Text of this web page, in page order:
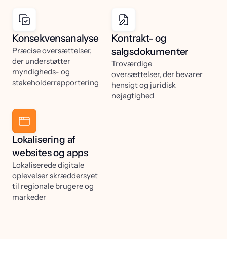
Konsekvensanalyse
Præcise oversættelser,
der understøtter
myndigheds- og
stakeholderrapportering
Kontrakt- og
salgsdokumenter
Troværdige
oversættelser, der bevarer
hensigt og juridisk
nøjagtighed
Lokalisering af
websites og apps
Lokaliserede digitale
oplevelser skræddersyet
til regionale brugere og
markeder